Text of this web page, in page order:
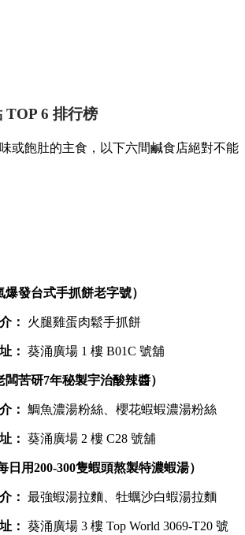
TOP 6 排行榜
或飽肚的主食，以下六間鹹食店絕對不能
發台式手抓餅老字號）
： 火腿雞蛋肉鬆手抓餅
： 葵涌廣場 1 樓 B01C 號舖
苦研7年秘製宇治酸辣醬）
： 鯛魚濃湯粉絲、櫻花蝦蝦濃湯粉絲
： 葵涌廣場 2 樓 C28 號舖
日用200-300隻蝦頭熬製特濃蝦湯）
： 最強蝦湯拉麵、牡蠣沙白蝦湯拉麵
： 葵涌廣場 3 樓 Top World 3069-T20 號